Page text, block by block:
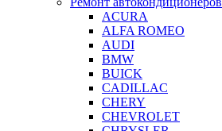
ACURA
ALFA ROMEO
AUDI
BMW
BUICK
CADILLAC
CHERY
CHEVROLET